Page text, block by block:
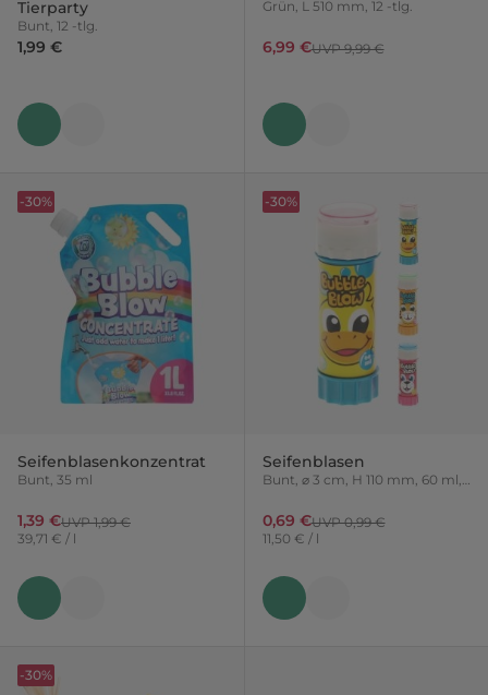
Tierparty
Bunt, 12 -tlg.
1,99 €
Grün, L 510 mm, 12 -tlg.
6,99 €UVP 9,99 €
Seifenblasenkonzentrat
Bunt, 35 ml
1,39 €UVP 1,99 €
39,71 € / l
-30%
Seifenblasen
Bunt, ⌀ 3 cm, H 110 mm, 60 ml,
0,69 €UVP 0,99 €
11,50 € / l
-30%
-30%